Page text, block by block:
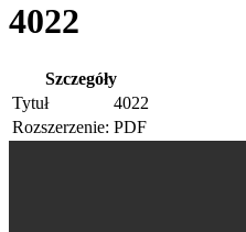
4022
Szczegóły
Tytuł
4022
Rozszerzenie: PDF